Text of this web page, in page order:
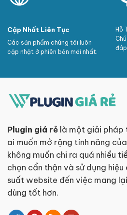
Cập Nhất Liên Tục
Các sản phẩm chúng tôi luôn
cập nhật ở phiên bản mới nhất.
Hỗ
Plugin giá rẻ là một giải pháp
ai muốn mở rộng tính năng
không muốn chi ra quá nhiều
chọn cẩn thận và sử dụng hiệu
suất website đến việc mang
dùng tốt hơn.